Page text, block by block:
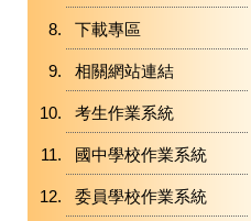
下載專區
相關網站連結
考生作業系統
國中學校作業系統
委員學校作業系統